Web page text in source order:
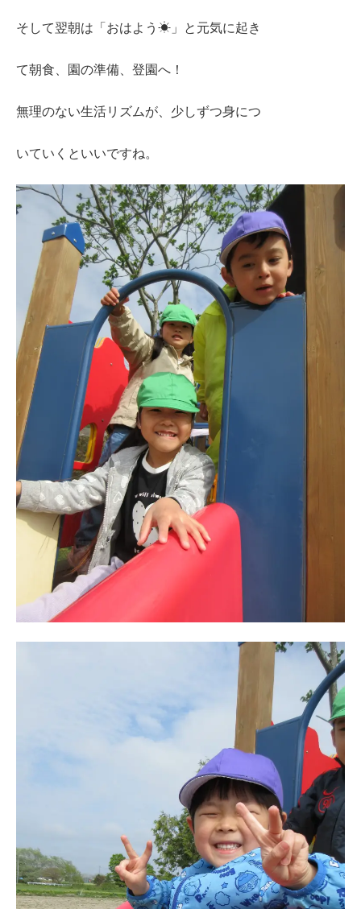
そして翌朝は「おはよう☀」と元気に起き
て朝食、園の準備、登園へ！
無理のない生活リズムが、少しずつ身につ
いていくといいですね。